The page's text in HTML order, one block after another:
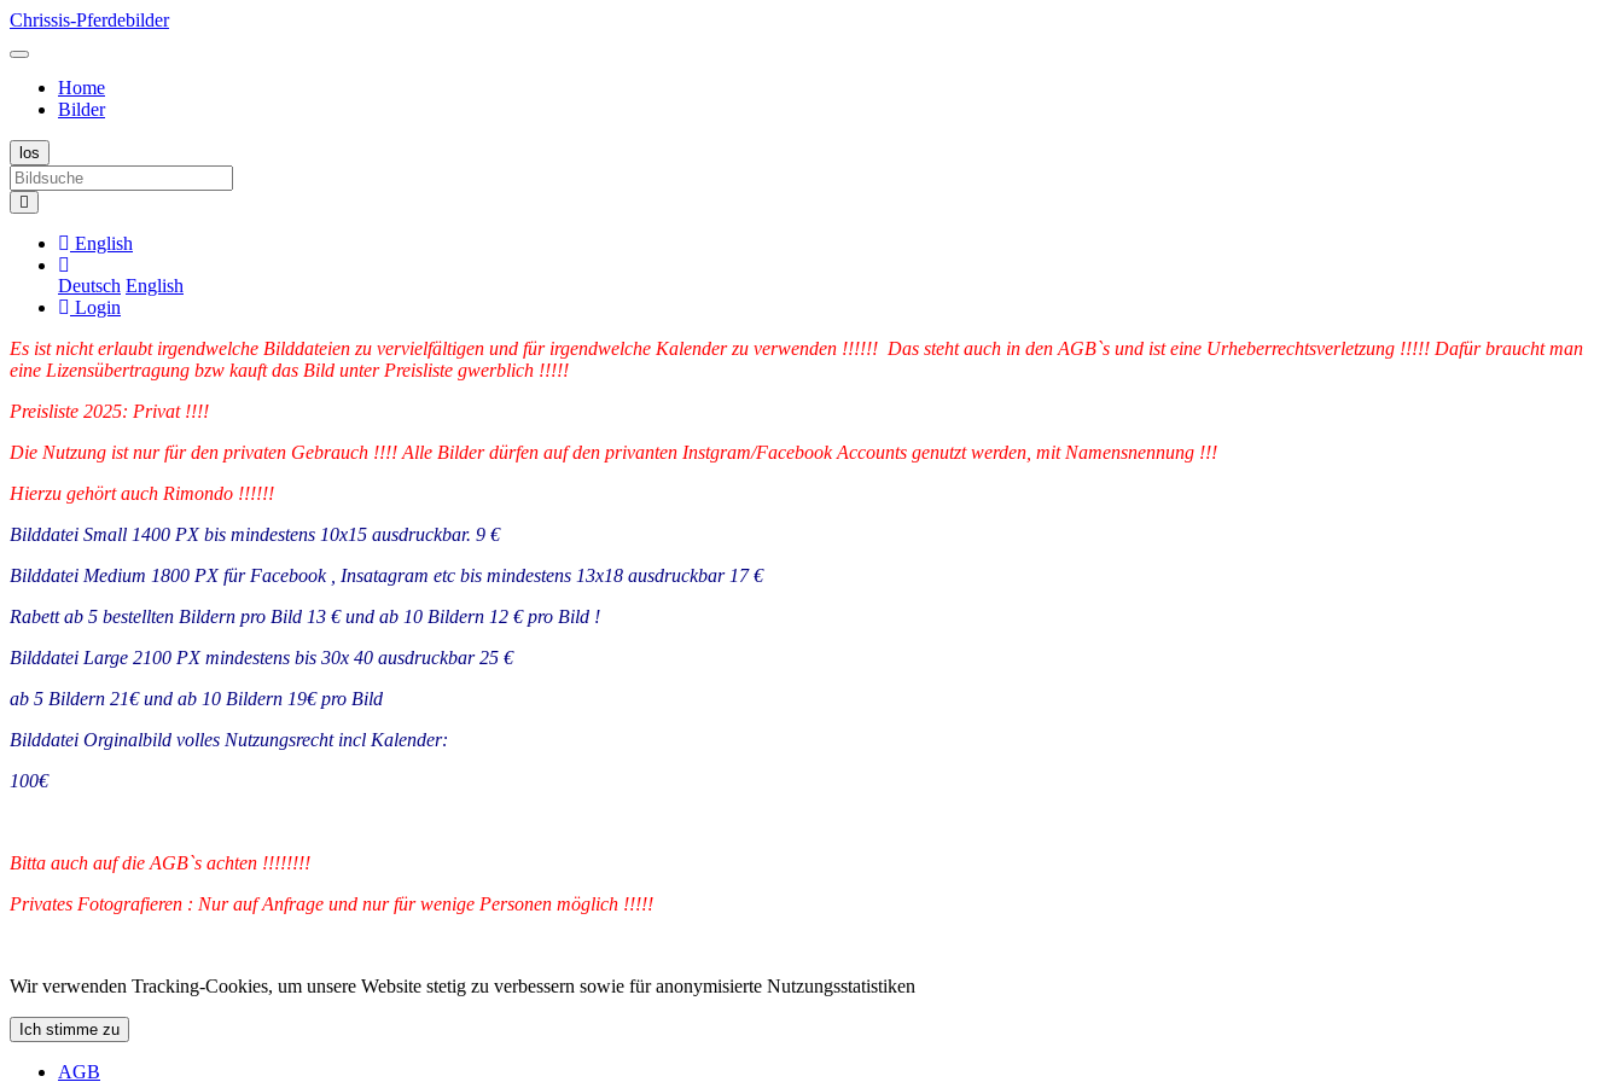
Chrissis-Pferdebilder
Home
Bilder
English
Deutsch English
Login
Es ist nicht erlaubt irgendwelche Bilddateien zu vervielfältigen und für irgendwelche Kalender zu verwenden !!!!!! Das steht auch in den AGB`s und ist eine Urheberrechtsverletzung !!!!! Dafür braucht man
eine Lizensübertragung bzw kauft das Bild unter Preisliste gwerblich !!!!!
Preisliste 2025: Privat !!!!
Die Nutzung ist nur für den privaten Gebrauch !!!! Alle Bilder dürfen auf den privanten Instgram/Facebook Accounts genutzt werden, mit Namensnennung !!!
Hierzu gehört auch Rimondo !!!!!!
Bilddatei Small 1400 PX bis mindestens 10x15 ausdruckbar. 9 €
Bilddatei Medium 1800 PX für Facebook , Insatagram etc bis mindestens 13x18 ausdruckbar 17 €
Rabett ab 5 bestellten Bildern pro Bild 13 € und ab 10 Bildern 12 € pro Bild !
Bilddatei Large 2100 PX mindestens bis 30x 40 ausdruckbar 25 €
ab 5 Bildern 21€ und ab 10 Bildern 19€ pro Bild
Bilddatei Orginalbild volles Nutzungsrecht incl Kalender:
100€
Bitta auch auf die AGB`s achten !!!!!!!!
Privates Fotografieren : Nur auf Anfrage und nur für wenige Personen möglich !!!!!
Wir verwenden Tracking-Cookies, um unsere Website stetig zu verbessern sowie für anonymisierte Nutzungsstatistiken
Ich stimme zu
AGB